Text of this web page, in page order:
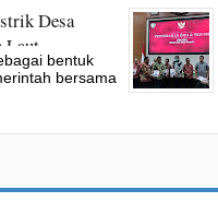
Desa
Laut
bentuk
bersama